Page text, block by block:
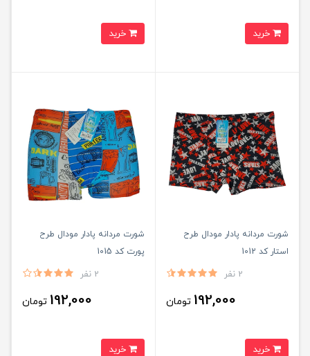
شورت مردانه پادار مودال طرح
استار کد 1012
2 نفر
192,000 تومان
شورت مردانه پادار مودال طرح
پورت کد 1015
2 نفر
192,000 تومان